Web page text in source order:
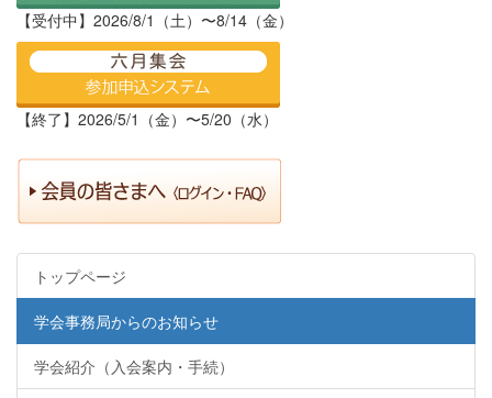
【受付中】2026/8/1（土）〜8/14（金）
【終了】2026/5/1（金）〜5/20（水）
トップページ
学会事務局からのお知らせ
学会紹介（入会案内・手続）